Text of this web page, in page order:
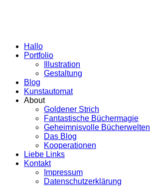
Hallo
Portfolio
Illustration
Gestaltung
Blog
Kunstautomat
About
Goldener Strich
Fantastische Büchermagie
Geheimnisvolle Bücherwelten
Das Blog
Kooperationen
Liebe Links
Kontakt
Impressum
Datenschutzerklärung